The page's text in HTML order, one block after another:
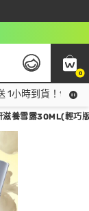
0
1小時到貨！領神
滋養雪露30ML(輕巧